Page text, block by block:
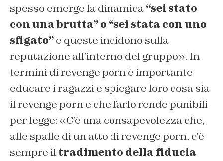
spesso emerge la dinamica“sei stato
con una brutta” o “sei stata con uno
sfigato”e queste incidono sulla
reputazione all’interno del gruppo». In
termini di revenge porn è importante
educare i ragazzi e spiegare loro cosa sia
il revenge porn e che farlo rende punibili
per legge: «C’è una consapevolezza che,
alle spalle di un atto di revenge porn, c’è
sempre iltradimento della fiducia